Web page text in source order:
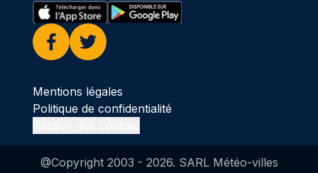
Facebook
Twitter
Mentions légales
Politique de confidentialité
@Copyright 2003 - 2026. SARL Météo-villes